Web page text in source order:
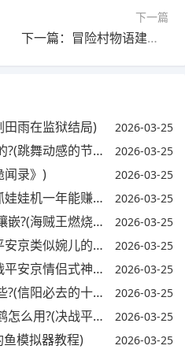
下一篇
下一篇：冒险村物语建筑性价比?(冒险村物语道具对建筑大成功)
田雨在监狱结局) 2026-03-25
节奏感怎么拍的视频) 2026-03-25
闻录》) 2026-03-25
一年能赚多少钱) 2026-03-25
烧意志宝石镶嵌攻略) 2026-03-25
似婉儿的英雄名字) 2026-03-25
情侣式神怎么获得) 2026-03-25
十大景点有哪些地方) 2026-03-25
平安京匣中珍宝活动) 2026-03-25
模拟器教程) 2026-03-25